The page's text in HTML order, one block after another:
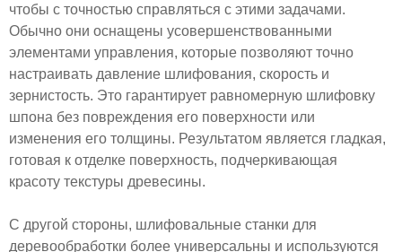
чтобы с точностью справляться с этими задачами.
Обычно они оснащены усовершенствованными
элементами управления, которые позволяют точно
настраивать давление шлифования, скорость и
зернистость. Это гарантирует равномерную шлифовку
шпона без повреждения его поверхности или
изменения его толщины. Результатом является гладкая,
готовая к отделке поверхность, подчеркивающая
красоту текстуры древесины.
С другой стороны, шлифовальные станки для
деревообработки более универсальны и используются